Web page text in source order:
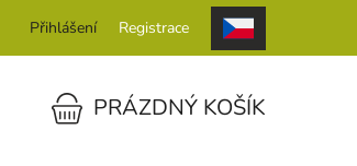
KontaktPřihlášení Registrace
NÁKUPNÍ KOŠÍKPRÁZDNÝ KOŠÍK